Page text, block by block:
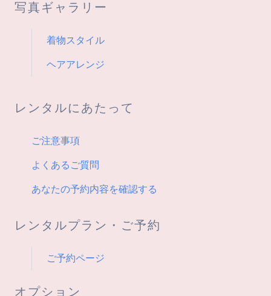
写真ギャラリー
着物スタイル
ヘアアレンジ
レンタルにあたって
ご注意事項
よくあるご質問
あなたの予約内容を確認する
レンタルプラン・ご予約
ご予約ページ
オプション